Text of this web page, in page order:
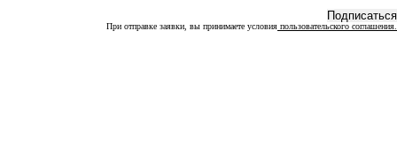
При отправке заявки, вы принимаете условия пользовательского соглашения.